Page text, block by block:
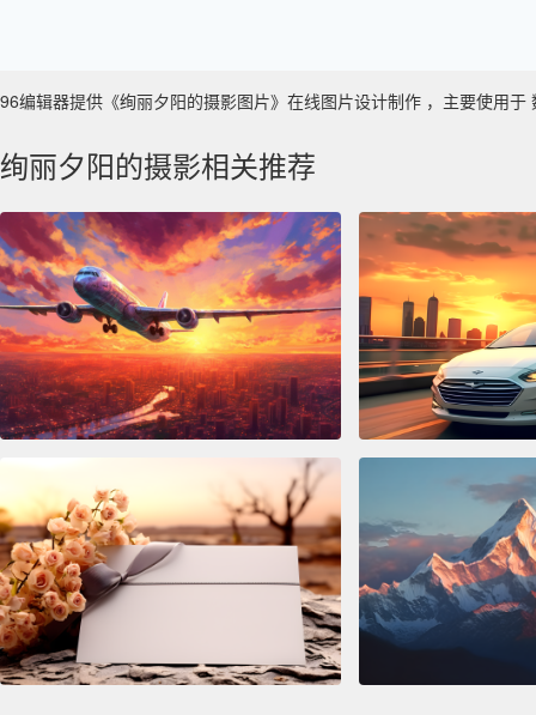
96编辑器提供《绚丽夕阳的摄影图片》在线图片设计制作 ，主要使用
绚丽夕阳的摄影相关推荐